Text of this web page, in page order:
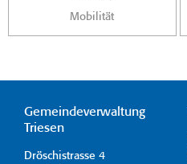
Mobilität
Gemeindeverwaltung
Triesen
Dröschistrasse 4